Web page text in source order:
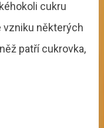
cukru
vzniku některých
patří cukrovka,